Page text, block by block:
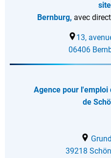
site
Bernburg, avec
13,
06406
Agence pour
de
39218